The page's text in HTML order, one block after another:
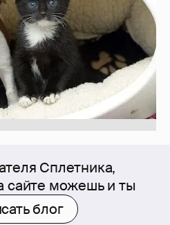
Сплетника,
сайте можешь и ты
блог